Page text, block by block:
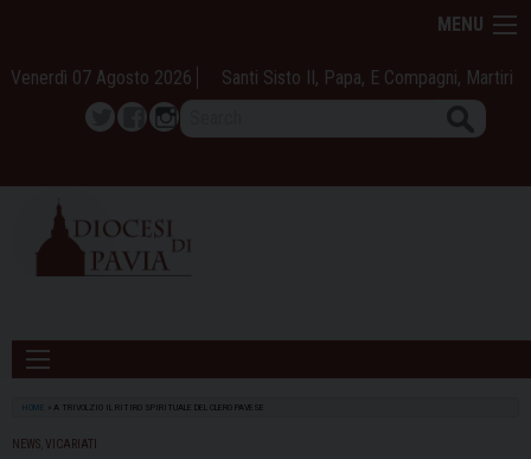
content
MENU
Venerdì 07 Agosto 2026 Santi Sisto II, Papa, E Compagni, Martiri
TwitterFacebook
Instagram
HOME A TRIVOLZIO IL RITIRO SPIRITUALE DEL CLERO PAVESE
NEWS VICARIATI